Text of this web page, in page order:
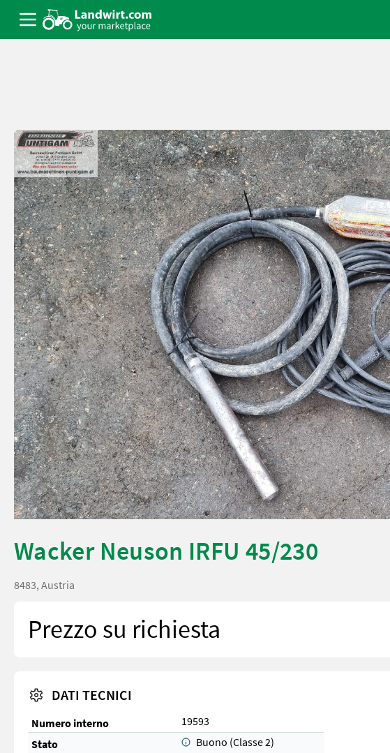
Wacker Neuson IRFU 45/230
8483, Austria
Prezzo su richiesta
DATI TECNICI
Numero interno
19593
Stato
Buono (Classe 2)